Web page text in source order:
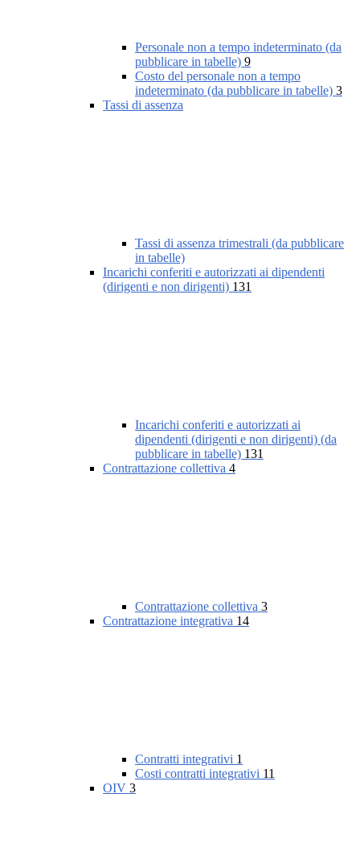
Personale non a tempo indeterminato (da
pubblicare in tabelle) 9
Costo del personale non a tempo
indeterminato (da pubblicare in tabelle) 3
Tassi di assenza
Tassi di assenza trimestrali (da pubblicare
in tabelle)
Incarichi conferiti e autorizzati ai dipendenti
(dirigenti e non dirigenti) 131
Incarichi conferiti e autorizzati ai
dipendenti (dirigenti e non dirigenti) (da
pubblicare in tabelle) 131
Contrattazione collettiva 4
Contrattazione collettiva 3
Contrattazione integrativa 14
Contratti integrativi 1
Costi contratti integrativi 11
OIV 3